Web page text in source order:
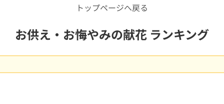
トップページへ戻る
お供え・お悔やみの献花 ランキング